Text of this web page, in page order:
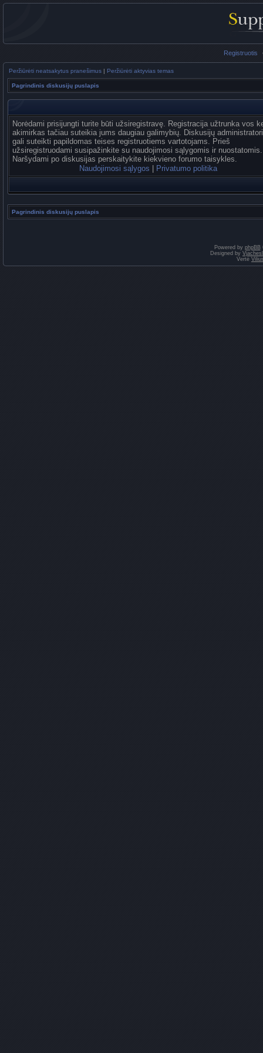
Registruotis
Peržiūrėti neatsakytus pranešimus | Peržiūrėti aktyvias temas
Pagrindinis diskusijų puslapis
Norėdami prisijungti turite būti užsiregistravę. Registracija užtrunka vos
akimirkas tačiau suteikia jums daugiau galimybių. Diskusijų
gali suteikti papildomas teises registruotiems vartotojams. Prieš
užsiregistruodami susipažinkite su naudojimosi sąlygomis ir nuostatomis.
Naršydami po diskusijas perskaitykite kiekvieno forumo taisykles.
Naudojimosi sąlygos
Privatumo politika
Pagrindinis diskusijų puslapis
Powered by phpBB
Designed by
Vertė